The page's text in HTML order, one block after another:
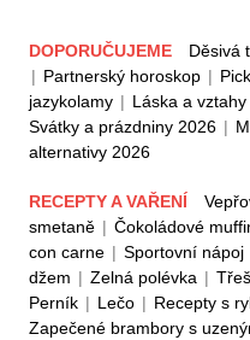
DOPORUČUJEME Děsivá
| Partnerský horoskop |
jazykolamy | Láska a vztahy
Svátky a prázdniny 2026 |
alternativy 2026
RECEPTY A VAŘENÍ
smetaně | Čokoládové
con carne | Sportovní nápoj
džem | Zelná polévka |
Perník | Lečo | Recepty s
Zapečené brambory s